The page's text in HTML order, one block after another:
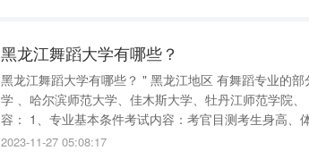
黑龙江舞蹈大学有哪些？
黑龙江舞蹈大学有哪些？ " 黑龙江地区 有舞蹈专业的
学 、哈尔滨师范大学、佳木斯大学、牡丹江师范学院、 齐齐哈尔大
容： 1、专业基本条件考试内容：考官目测考生身高、体重、形体比例、腿型、相貌、气质等外形
条件。 2、专业基本能力：竖叉、横叉、下腰、中间搬腿(前、旁、后)。 3、技能技巧考试内容：
2023-11-27 05:08:17